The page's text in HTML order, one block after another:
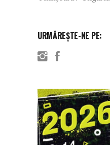
URMĂREȘTE-NE PE: